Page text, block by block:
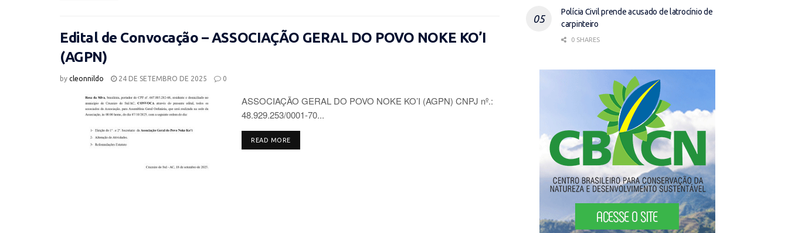
Edital de Convocação – ASSOCIAÇÃO GERAL DO POVO NOKE KO’I
(AGPN)
by cleonnildo 24 DE SETEMBRO DE 2025 0
ASSOCIAÇÃO GERAL DO POVO NOKE KO’I (AGPN) CNPJ nº.:
48.929.253/0001-70...
READ MOREDETAILS
Polícia Civil prende acusado de latrocínio de
carpinteiro
0 SHARES